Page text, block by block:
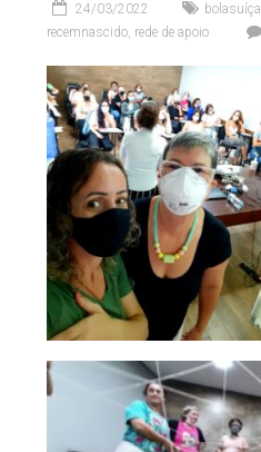
24/03/2022 bolasuíça
recemnascido, rede de apoio